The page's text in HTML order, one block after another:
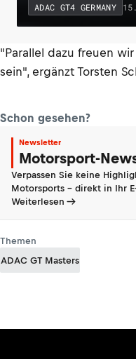
ADAC GT4 GERMANY
"Parallel dazu freuen
sein", ergänzt Torsten
Schon gesehen?
Newsletter
Motorsport-
Verpassen Sie keine
Motorsports - direkt in Ihr
Weiterlesen
Themen
ADAC GT Masters